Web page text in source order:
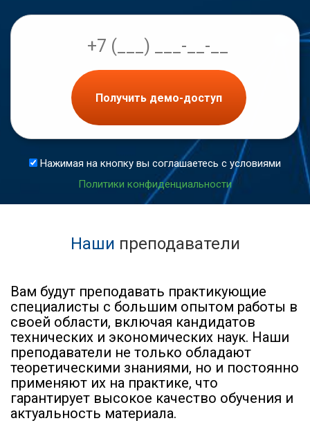
Получить демо-доступ
Нажимая на кнопку вы соглашаетесь с условиями
Политики конфиденциальности
Наши преподаватели
Вам будут преподавать практикующие
специалисты с большим опытом работы в
своей области, включая кандидатов
технических и экономических наук. Наши
преподаватели не только обладают
теоретическими знаниями, но и постоянно
применяют их на практике, что
гарантирует высокое качество обучения и
актуальность материала.